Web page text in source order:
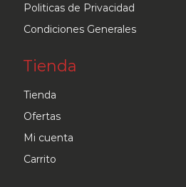
Politicas de Privacidad
Condiciones Generales
Tienda
Tienda
Ofertas
Mi cuenta
Carrito